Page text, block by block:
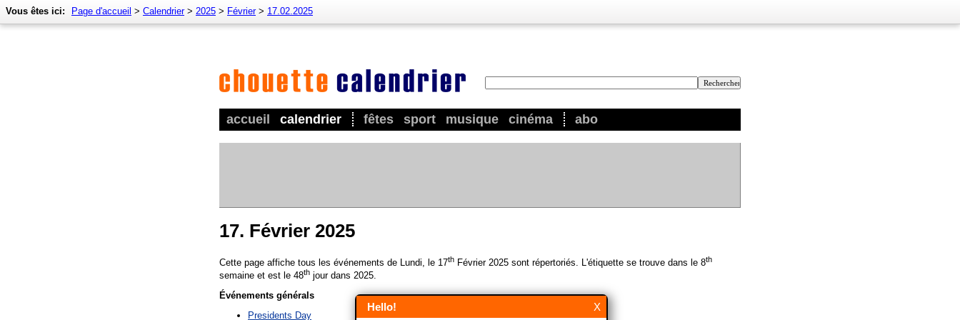
accueil calendrier fêtes sport musique cinéma abo
Vous êtes ici: Page d'accueil > Calendrier> 2025 > Février> 17.02.2025
17. Février 2025
Cette page affiche tous les événements de Lundi, le 17th Février 2025 sont répertoriés. L'étiquette se trouve dans le 8th
semaine et est le 48th jour dans 2025.
Événements générals
Presidents Day
X
Hello!